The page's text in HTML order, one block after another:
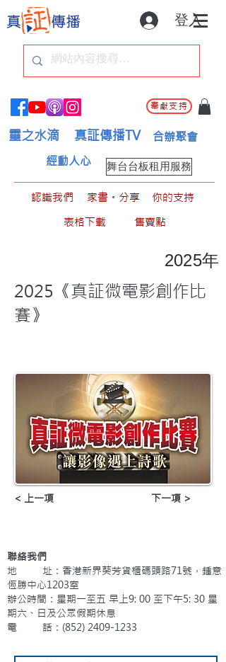
登入
奉獻支持
靈之水滴 真証傳播TV 合辦聚會
舞台台板租用服務
經動人心
認識我們 家書。分享
你的支持
表格下載
售賣點
2025年
2025《真証微電影創作比
賽》
< 上一項 下一項 >
聯絡我們
地 址：香港新界葵芳貨櫃碼頭路71號，鍾意
恆勝中心1203室
辦公時間：星期一至五 早上9: 00 至下午5: 30 星
期六、日及公眾假期休息
電 話：(852) 2409-1233